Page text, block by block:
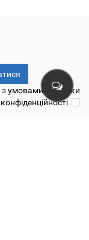
умовами політики
конфіденційності